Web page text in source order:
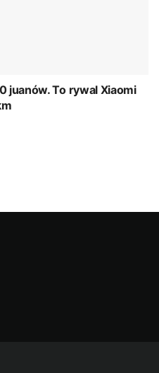
juanów. To rywal Xiaomi